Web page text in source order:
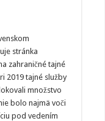
stránka
zahraničné tajné
2019 tajné služby
množstvo
bolo najmä voči
pod vedením